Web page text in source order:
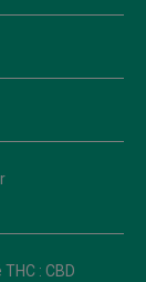
: CBD